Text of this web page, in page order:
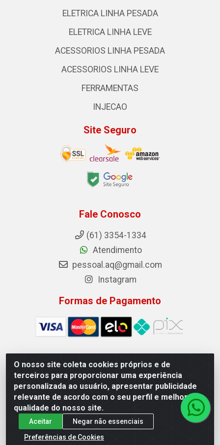
O nosso site coleta cookies próprios e de
terceiros para proporcionar uma experiência
personalizada ao usuário, apresentar publicidade
relevante de acordo com o seu perfil e melhorar a
qualidade do nosso site.
Aceitar
Negar não essenciais
Preferências de Cookies
ELETRICA LINHA PESADA
ELETRICA LINHA LEVE
ACESSORIOS LINHA PESADA
ACESSORIOS LINHA LEVE
FERRAMENTAS
INJECAO
Site Seguro
Fale Conosco
(61) 3354-1334
Atendimento
pessoal.aq@gmail.com
Instagram
Formas de Pagamento
Auto Qualidade Comercio de Pecas LTDA - Quadra Qi 23, S/N,
Lote 05/06 - Taguatinga, Brasília/DF - CEP 72.135-230 - CNPJ
72.617.459/0001-40